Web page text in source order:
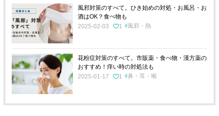
風邪対策のすべて。ひき始めの対処・お風呂・お
酒はOK？食べ物も
2025-02-03
1 風邪・熱
花粉症対策のすべて。市販薬・食べ物・漢方薬の
おすすめ！痒い時の対処法も
2025-01-17
1 鼻・耳・喉